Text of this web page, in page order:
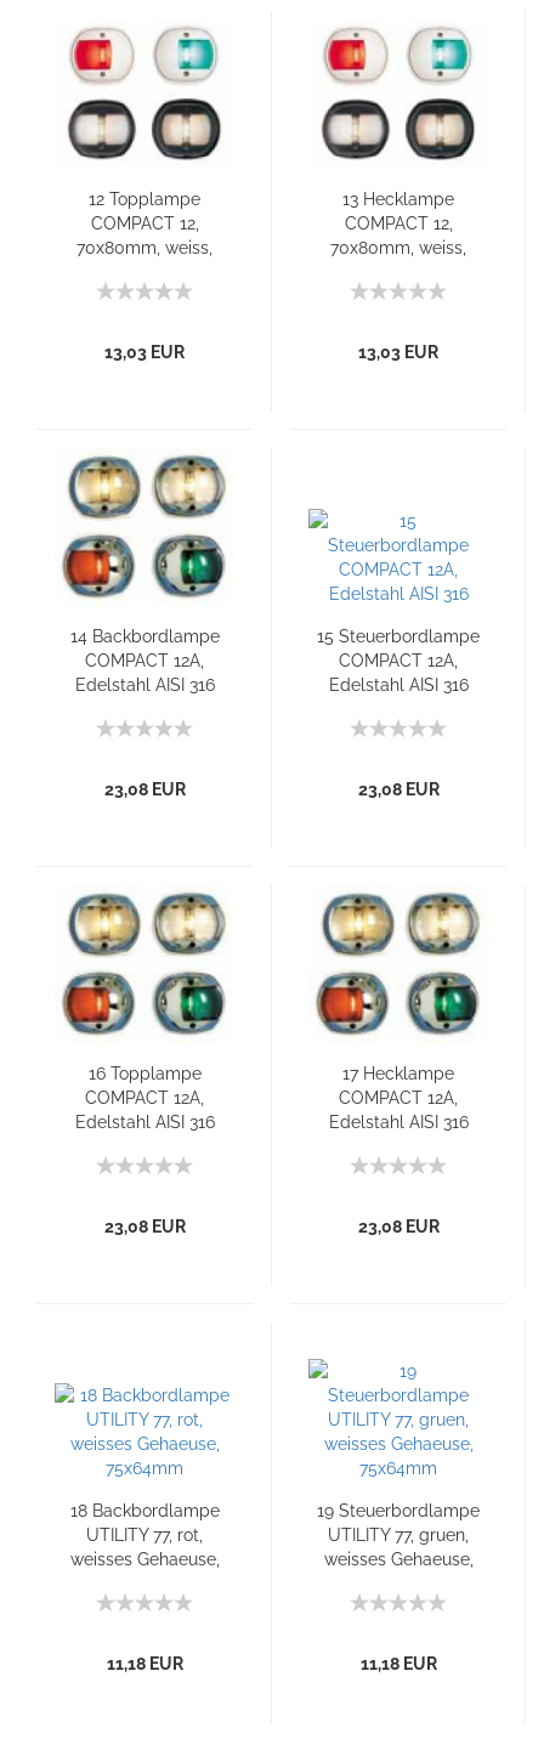
12 Topplampe
COMPACT 12,
70x80mm, weiss,
13,03 EUR
13 Hecklampe
COMPACT 12,
70x80mm, weiss,
13,03 EUR
14 Backbordlampe
COMPACT 12A,
Edelstahl AISI 316
23,08 EUR
15 Steuerbordlampe
COMPACT 12A,
Edelstahl AISI 316
23,08 EUR
16 Topplampe
COMPACT 12A,
Edelstahl AISI 316
23,08 EUR
17 Hecklampe
COMPACT 12A,
Edelstahl AISI 316
23,08 EUR
18 Backbordlampe
UTILITY 77, rot,
weisses Gehaeuse,
11,18 EUR
19 Steuerbordlampe
UTILITY 77, gruen,
weisses Gehaeuse,
11,18 EUR